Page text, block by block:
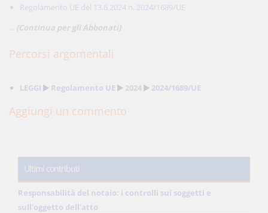
Regolamento UE del 13.6.2024 n. 2024/1689/UE
(Continua per gli Abbonati)
Percorsi argomentali
LEGGI Regolamento UE 2024 2024/1689/UE
Aggiungi un commento
Ultimi contributi
Responsabilità del notaio: i controlli sui soggetti e
sull'oggetto dell'atto